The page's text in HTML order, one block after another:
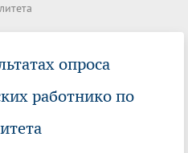
опроса
работнико по